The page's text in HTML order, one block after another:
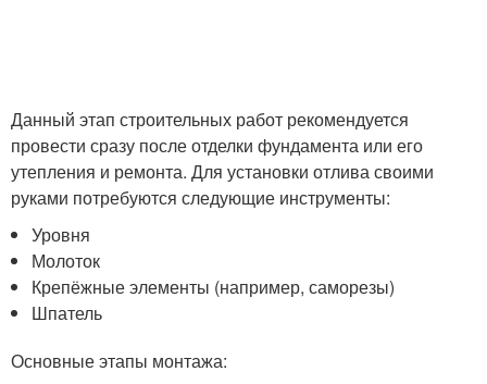
Данный этап строительных работ рекомендуется
провести сразу после отделки фундамента или его
утепления и ремонта. Для установки отлива своими
руками потребуются следующие инструменты:
Уровня
Молоток
Крепёжные элементы (например, саморезы)
Шпатель
Основные этапы монтажа: